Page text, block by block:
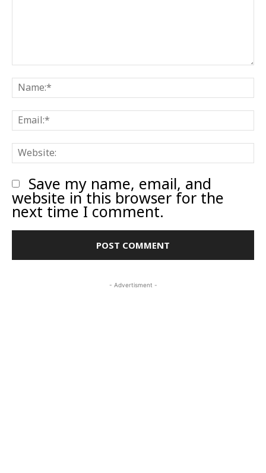
Comment:
Save my name, email, and
website in this browser for the
next time I comment.
- Advertisment -